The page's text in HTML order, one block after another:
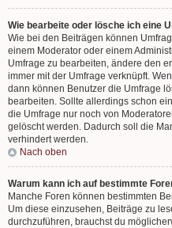
Wie bearbeite oder lösche ich eine
Wie bei den Beiträgen können
einem Moderator oder einem
Umfrage zu bearbeiten, ändere den
immer mit der Umfrage verknüpft.
dann können Benutzer die Umfrage
bearbeiten. Sollte allerdings schon
die Umfrage nur noch von
gelöscht werden. Dadurch soll die
verhindert werden.
Nach oben
Warum kann ich auf bestimmte
Manche Foren können bestimmten
Um diese einzusehen, Beiträge zu
durchzuführen, brauchst du